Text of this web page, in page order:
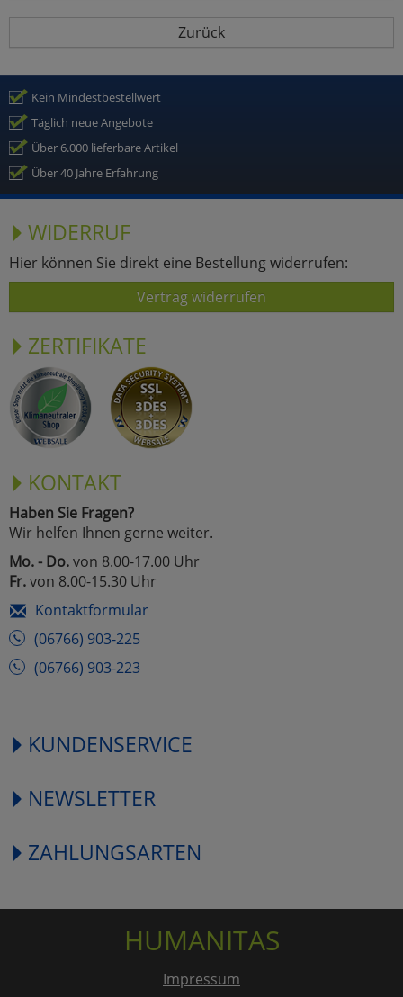
Zurück
Kein Mindestbestellwert
Täglich neue Angebote
Über 6.000 lieferbare Artikel
Über 40 Jahre Erfahrung
WIDERRUF
Hier können Sie direkt eine Bestellung widerrufen:
Vertrag widerrufen
ZERTIFIKATE
KONTAKT
Haben Sie Fragen?
Wir helfen Ihnen gerne weiter.
Mo. - Do.von 8.00-17.00 Uhr
Fr.von 8.00-15.30 Uhr
Kontaktformular
(06766) 903-225
(06766) 903-223
KUNDENSERVICE
NEWSLETTER
ZAHLUNGSARTEN
HUMANITAS
Impressum